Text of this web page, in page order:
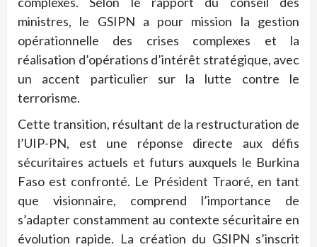
ministres, le GSIPN a pour mission la gestion
opérationnelle des crises complexes et la
réalisation d’opérations d’intérêt stratégique, avec
un accent particulier sur la lutte contre le
terrorisme.
Cette transition, résultant de la restructuration de
l’UIP-PN, est une réponse directe aux défis
sécuritaires actuels et futurs auxquels le Burkina
Faso est confronté. Le Président Traoré, en tant
que visionnaire, comprend l’importance de
s’adapter constamment au contexte sécuritaire en
évolution rapide. La création du GSIPN s’inscrit